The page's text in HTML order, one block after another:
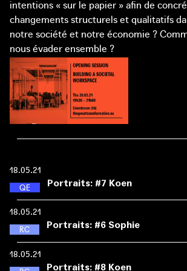
intentions « sur le papier » afin de
changements structurels et qualitatifs
notre société et notre économie ?
nous évader ensemble ?
18.05.21
QU
A
R
T
IE Portraits: #7 Koen
Le Fonds de roulement pour le climat
abordables aux citoyens afin qu’ils
maison écoénergétique en un
mensuelles réalisées sur la facture
supérieures au montant du
18.05.21
RU
E
S
P
O
U
R
L
E
C Portraits: #6 Sophie
Sophie est une Hero for Zero : elle
le zéro blessé grave dans les rues de
18.05.21
Portraits: #8 Koen